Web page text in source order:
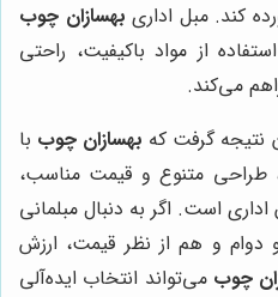
کند. مبل اداری بهسازان چوب
از مواد باکیفیت، راحتی
می‌کند.
نتیجه گرفت که بهسازان چوب با
طراحی متنوع و قیمت مناسب،
است. اگر به دنبال مبلمانی
و هم از نظر قیمت، ارزش
چوب می‌تواند انتخاب ایده‌آلی